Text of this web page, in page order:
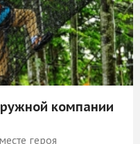
компании
героя